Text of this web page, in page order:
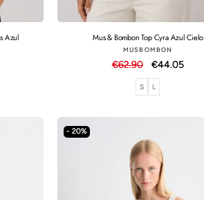
Azul Mus & Bombon Top Cyra Azul Cielo
Proveedor:
MUSBOMBON
Precio
habitual
€62.90
Precio
de
oferta
€44.05
S L
- 20%